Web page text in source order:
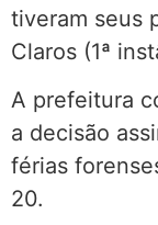
tiveram seus
Claros (1ª
A prefeitura
a decisão
férias
20.